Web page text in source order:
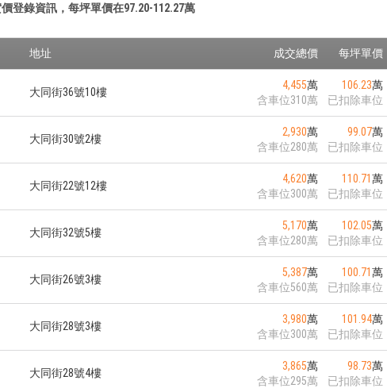
登錄資訊，每坪單價在97.20-112.27萬
地址 成交總價 每坪單價
大同街36號10樓
4,455萬
含車位310萬
106.23萬
已扣除車位
大同街30號2樓
2,930萬
含車位280萬
99.07萬
已扣除車位
大同街22號12樓
4,620萬
含車位300萬
110.71萬
已扣除車位
大同街32號5樓
5,170萬
含車位280萬
102.05萬
已扣除車位
大同街26號3樓
5,387萬
含車位560萬
100.71萬
已扣除車位
大同街28號3樓
3,980萬
含車位300萬
101.94萬
已扣除車位
大同街28號4樓
3,865萬
含車位295萬
98.73萬
已扣除車位